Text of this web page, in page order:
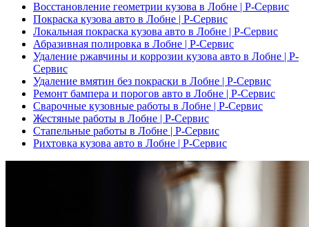
Восстановление геометрии кузова в Лобне | Р-Сервис
Покраска кузова авто в Лобне | Р-Сервис
Локальная покраска кузова авто в Лобне | Р-Сервис
Абразивная полировка в Лобне | Р-Сервис
Удаление ржавчины и коррозии кузова авто в Лобне | Р-
Сервис
Удаление вмятин без покраски в Лобне | Р-Сервис
Ремонт бампера и порогов авто в Лобне | Р-Сервис
Сварочные кузовные работы в Лобне | Р-Сервис
Жестяные работы в Лобне | Р-Сервис
Стапельные работы в Лобне | Р-Сервис
Рихтовка кузова авто в Лобне | Р-Сервис